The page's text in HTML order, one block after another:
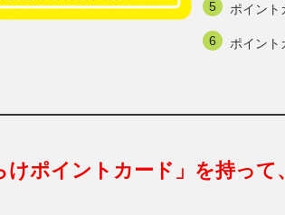
ポイント
ポイント
けポイントカード」を持って